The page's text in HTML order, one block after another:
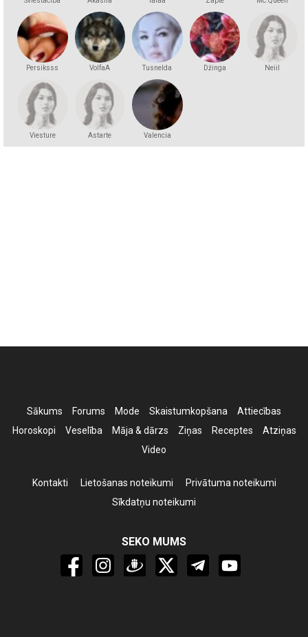
Persiksss VolfaA Tusnelda Džinga Neiil
Viesture Astarte Valencia
Sākums Forums Mode Skaistumkopšana
Attiecības
Horoskopi
Veselība Māja & dārzs Ziņas Receptes
Atziņas
Video
Kontakti Lietošanas noteikumi
Privātuma noteikumi
Sīkdatņu noteikumi
SEKO MUMS